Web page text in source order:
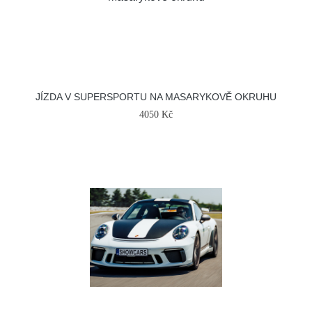
JÍZDA V SUPERSPORTU NA MASARYKOVĚ OKRUHU
4050 Kč